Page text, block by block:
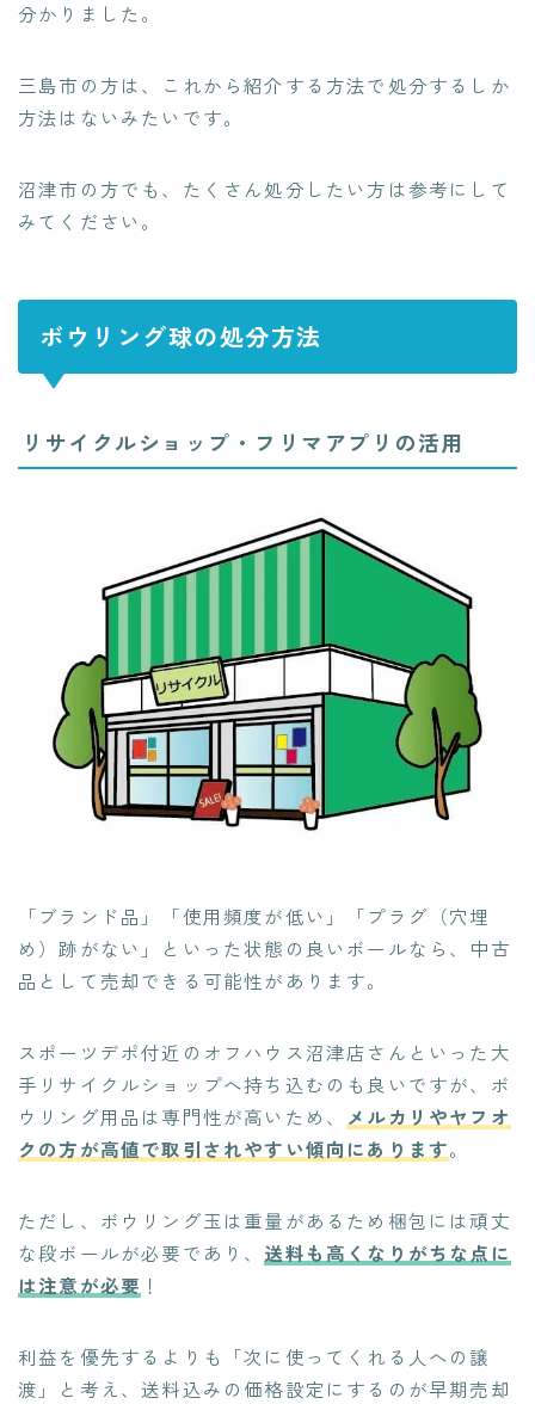
分かりました。
三島市の方は、これから紹介する方法で処分するしか
方法はないみたいです。
沼津市の方でも、たくさん処分したい方は参考にして
みてください。
ボウリング球の処分方法
リサイクルショップ・フリマアプリの活用
「ブランド品」「使用頻度が低い」「プラグ（穴埋
め）跡がない」といった状態の良いボールなら、中古
品として売却できる可能性があります。
スポーツデポ付近のオフハウス沼津店さんといった大
手リサイクルショップへ持ち込むのも良いですが、ボ
ウリング用品は専門性が高いため、 メルカリやヤフオ
クの方が高値で取引されやすい傾向にあります。
ただし、ボウリング玉は重量があるため梱包には頑丈
な段ボールが必要であり、 送料も高くなりがちな点に
は注意が必要 ！
利益を優先するよりも「次に使ってくれる人への譲
渡」と考え、送料込みの価格設定にするのが早期売却